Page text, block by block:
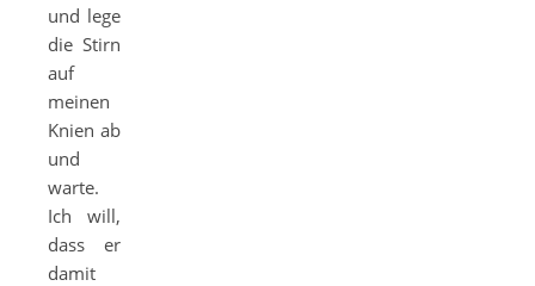
und lege
die Stirn
auf
meinen
Knien ab
und
warte.
Ich will,
dass er
damit